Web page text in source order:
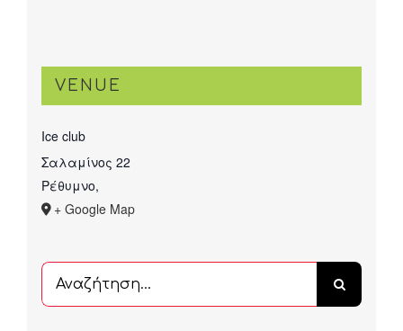
VENUE
Ice club
Σαλαμίνος 22
Ρέθυμνο,
+ Google Map
Αναζήτηση
...